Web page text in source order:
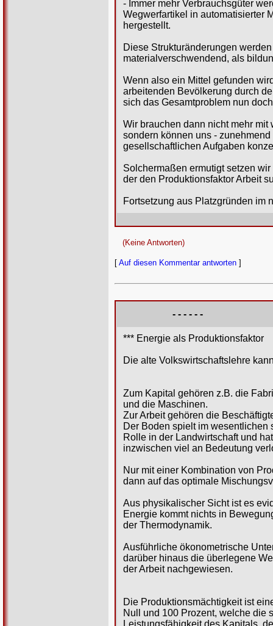
- Immer mehr Verbrauchsgüter
Wegwerfartikel in automatisierter
hergestellt.
Diese Strukturänderungen
materialverschwendend, als
Wenn also ein Mittel gefunden
arbeitenden Bevölkerung durch
sich das Gesamtproblem nun
Wir brauchen dann nicht mehr
sondern können uns -
gesellschaftlichen Aufgaben
Solchermaßen ermutigt setzen
der den Produktionsfaktor Arbeit
Fortsetzung aus Platzgründen im
(Keine Antworten)
[ Auf diesen Kommentar antworten ]
- - - - - -
*** Energie als Produktionsfaktor
Die alte Volkswirtschaftslehre
Zum Kapital gehören z.B. die
und die Maschinen.
Zur Arbeit gehören die
Der Boden spielt im wesentlichen
Rolle in der Landwirtschaft und hat
inzwischen viel an Bedeutung
Nur mit einer Kombination von
dann auf das optimale
Aus physikalischer Sicht ist es
Energie kommt nichts in
der Thermodynamik.
Ausführliche ökonometrische
darüber hinaus die überlegene
der Arbeit nachgewiesen.
Die Produktionsmächtigkeit ist
Null und 100 Prozent, welche die
Leistungsfähigkeit des Kapitals,